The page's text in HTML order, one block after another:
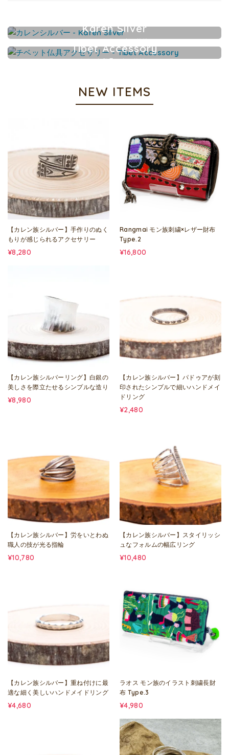
Karen Silver
カレンシルバーアクセサリー
Tibet Accessory
チベット仏具アクセサリー
NEW ITEMS
【カレン族シルバー】手作りのぬく
もりが感じられるアクセサリー
¥8,280
Rangmai モン族刺繍×レザー財布
Type.2
¥16,800
【カレン族シルバーリング】白銀の
美しさを際立たせるシンプルな造り
¥8,980
【カレン族シルバー】パドゥアが刻
印されたシンプルで細いハンドメイ
ドリング
¥2,480
【カレン族シルバー】労をいとわぬ
職人の技が光る指輪
¥10,780
【カレン族シルバー】スタイリッシ
ュなフォルムの幅広リング
¥10,480
【カレン族シルバー】重ね付けに最
適な細く美しいハンドメイドリング
¥4,680
ラオス モン族のイラスト刺繍長財
布 Type.3
¥4,980